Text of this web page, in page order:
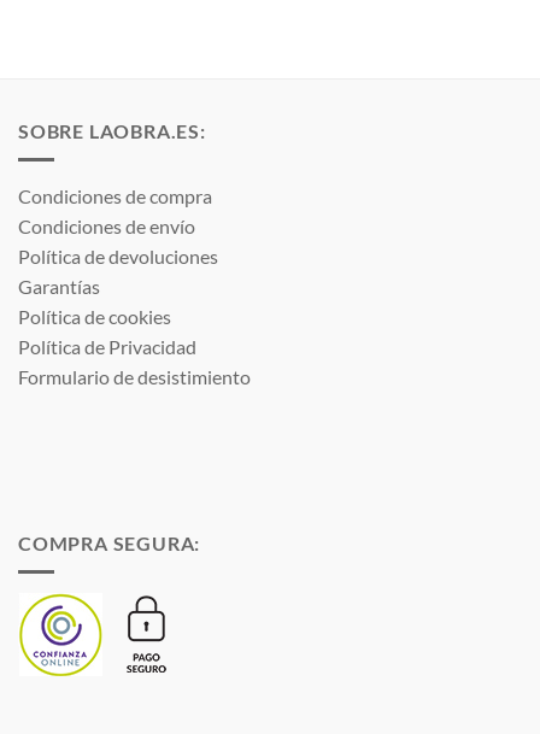
SOBRE LAOBRA.ES:
Condiciones de compra
Condiciones de envío
Política de devoluciones
Garantías
Política de cookies
Política de Privacidad
Formulario de desistimiento
COMPRA SEGURA: